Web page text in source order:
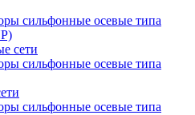
сильфонные осевые типа
сети
сильфонные осевые типа
сильфонные осевые типа